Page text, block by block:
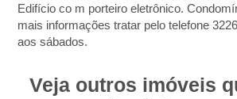
Edifício co m porteiro eletrônico.
mais informações tratar pelo telefone
aos sábados.
Veja outros imóveis